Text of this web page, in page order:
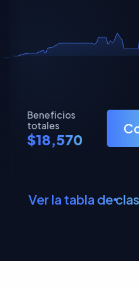
Beneficios
totales
$18,570
Ver la tabla de